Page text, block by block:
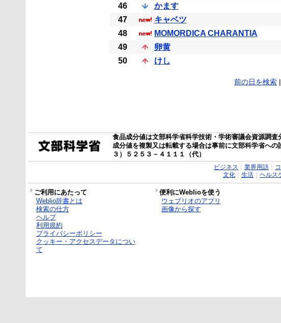
46
かます
47
キャベツ
48
MOMORDICA CHARANTIA
49
卵黄
50
けし
前の日を検索|
食品成分値は文部科学省科学技術・学術審議会資源調
成分値を複製又は転載する場合は事前に文部科学省へ
３）５２５３－４１１１（代）
ビジネス 業界用語｜
文化｜ 生活｜ ヘルス
ご利用にあたって 便利にWeblioを使う
Weblio辞書とは
検索の仕方
ヘルプ
利用規約
プライバシーポリシー
クッキー・アクセスデータについ
て
ウェブリオのアプリ
画像から探す